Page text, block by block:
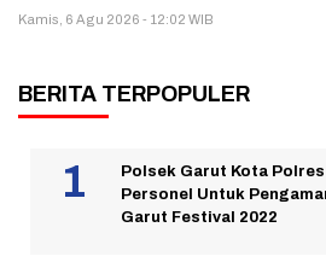
Kamis, 6 Agu 2026 - 12:02 WIB
BERITA TERPOPULER
Polsek Garut Kota
Personel Untuk
Garut Festival 2022